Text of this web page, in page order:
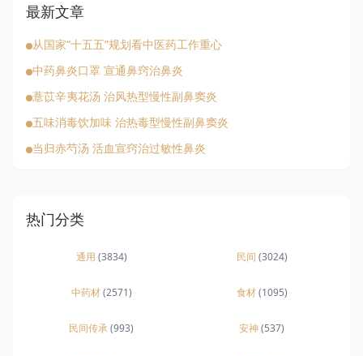
最新文章
从国家“十五五”规划看中医药工作重心
中药鼻炎口罩 宣通鼻窍治鼻炎
薏苡辛夷花汤 治风热型慢性副鼻窦炎
五味消毒饮加味 治热毒型慢性副鼻窦炎
当归赤芍汤 活血宣窍治过敏性鼻炎
热门分类
通用 (3834) 民间 (3024)
中药材(2571) 食材(1095)
民间传承(993) 安神(537)